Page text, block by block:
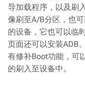
导加载程序，以及刷
像刷至A/B分区，也
的设备，它也可以临
页面还可以安装ADB
有修补Boot功能，可
的刷入至设备中。